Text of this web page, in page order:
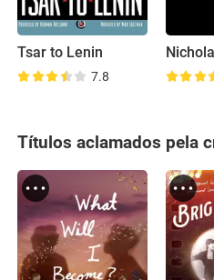
Tsar to Lenin
7.8
Títulos aclamados pela